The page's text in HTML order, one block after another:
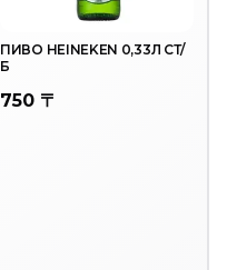
ПИВО HEINEKEN 0,33Л СТ/
Б
750 〒